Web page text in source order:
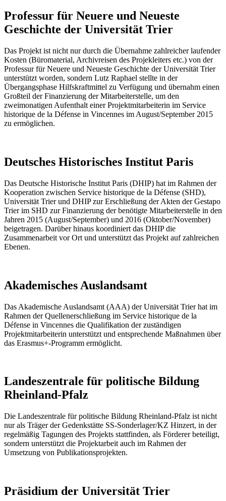
Professur für Neuere und Neueste
Geschichte der Universität Trier
Das Projekt ist nicht nur durch die Übernahme zahlreicher laufender
Kosten (Büromaterial, Archivreisen des Projekleiters etc.) von der
Professur für Neuere und Neueste Geschichte der Universität Trier
unterstützt worden, sondern Lutz Raphael stellte in der
Übergangsphase Hilfskraftmittel zu Verfügung und übernahm einen
Großteil der Finanzierung der Mitarbeiterstelle, um den
zweimonatigen Aufenthalt einer Projektmitarbeiterin im Service
historique de la Défense in Vincennes im August/September 2015
zu ermöglichen.
Deutsches Historisches Institut Paris
Das Deutsche Historische Institut Paris (DHIP) hat im Rahmen der
Kooperation zwischen Service historique de la Défense (SHD),
Universität Trier und DHIP zur Erschließung der Akten der Gestapo
Trier im SHD zur Finanzierung der benötigte Mitarbeiterstelle in den
Jahren 2015 (August/September) und 2016 (Oktober/November)
beigetragen. Darüber hinaus koordiniert das DHIP die
Zusammenarbeit vor Ort und unterstützt das Projekt auf zahlreichen
Ebenen.
Akademisches Auslandsamt
Das Akademische Auslandsamt (AAA) der Universität Trier hat im
Rahmen der Quellenerschließung im Service historique de la
Défense in Vincennes die Qualifikation der zuständigen
Projektmitarbeiterin unterstützt und entsprechende Maßnahmen über
das Erasmus+-Programm ermöglicht.
Landeszentrale für politische Bildung
Rheinland-Pfalz
Die Landeszentrale für politische Bildung Rheinland-Pfalz ist nicht
nur als Träger der Gedenkstätte SS-Sonderlager/KZ Hinzert, in der
regelmäßig Tagungen des Projekts stattfinden, als Förderer beteiligt,
sondern unterstützt die Projektarbeit auch im Rahmen der
Umsetzung von Publikationsprojekten.
Präsidium der Universität Trier